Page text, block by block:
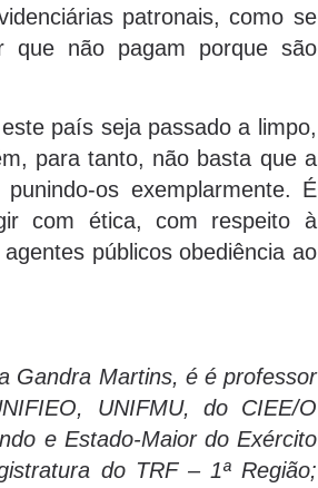
patronais, como se
que não pagam porque são
país seja passado a limpo,
para tanto, não basta que a
os exemplarmente. É
com ética, com respeito à
públicos obediência ao
Gandra Martins, é é professor
UNIFMU, do CIEE/O
e Estado-Maior do Exército
do TRF – 1ª Região;